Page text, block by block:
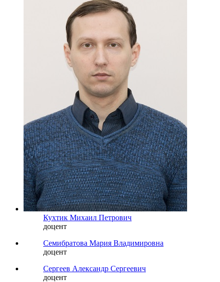
Кухтик Михаил Петрович
доцент
Семибратова Мария Владимировна
доцент
Сергеев Александр Сергеевич
доцент